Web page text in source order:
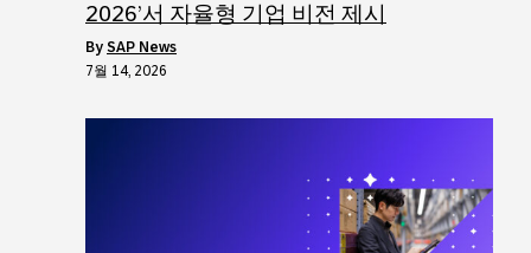
2026’서 자율형 기업 비전 제시
by SAP News
7월 14, 2026